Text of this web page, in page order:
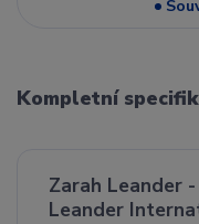
Kompletní
Zarah Leander
Leander